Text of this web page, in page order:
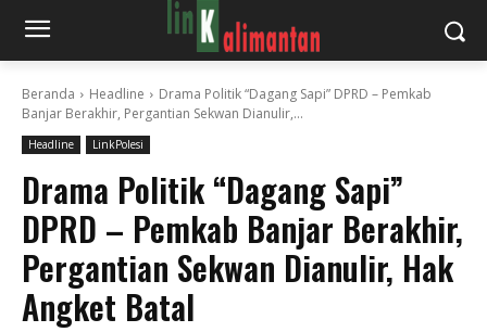
Beranda Headline
Drama Politik “Dagang Sapi” DPRD – Pemkab
Banjar Berakhir, Pergantian Sekwan Dianulir,...
Headline LinkPolesi
Drama Politik “Dagang Sapi”
DPRD – Pemkab Banjar Berakhir,
Pergantian Sekwan Dianulir, Hak
Angket Batal